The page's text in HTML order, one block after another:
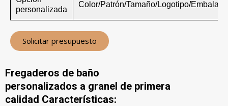
personalizada
Color/Patrón/Tamaño/Logotipo/Embalaje
Solicitar presupuesto
Fregaderos de baño
personalizados a granel de primera
calidad Características: